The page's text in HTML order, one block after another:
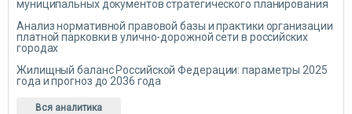
муниципальных документов стратегического планирования
Анализ нормативной правовой базы и практики организации
платной парковки в улично-дорожной сети в российских
городах
Жилищный баланс Российской Федерации: параметры 2025
года и прогноз до 2036 года
Вся аналитика